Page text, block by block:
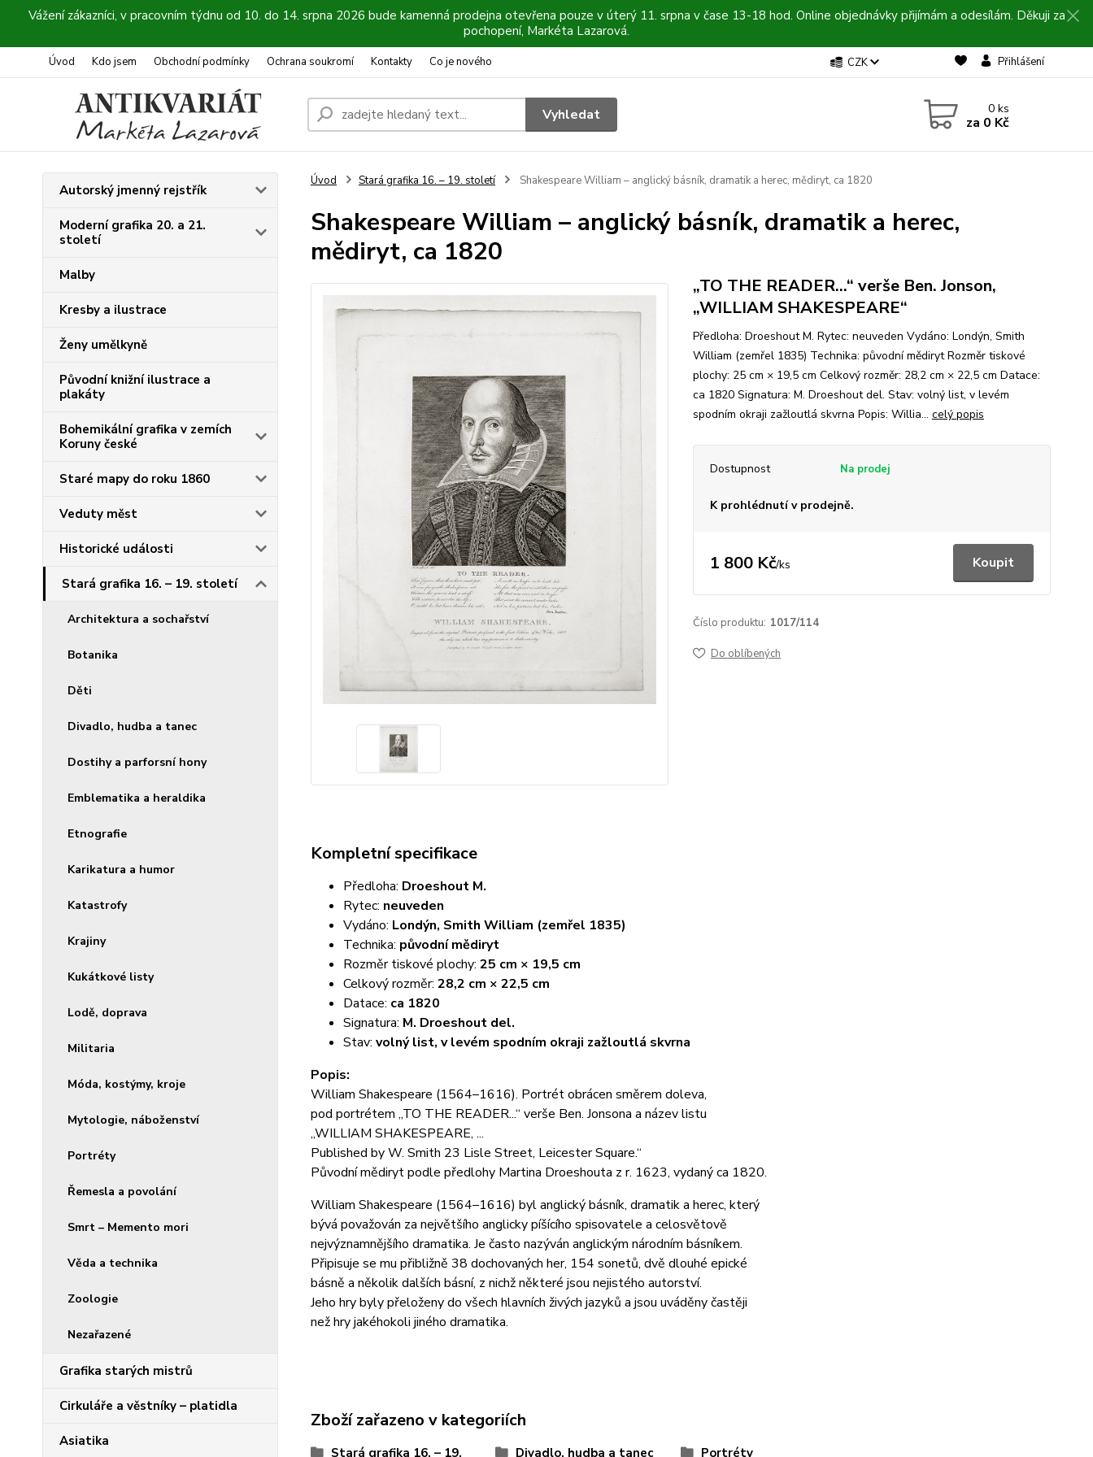
Vážení zákazníci, v pracovním týdnu od 10. do 14. srpna 2026 bude kamenná prodejna otevřena pouze v úterý 11. srpna v čase 13-18 hod. Online objednávky přijímám a odesílám. Děkuji za
pochopení, Markéta Lazarová.
Úvod Kdo jsem Obchodní podmínky Ochrana soukromí Kontakty Co je nového CZK Přihlášení
Vyhledat 0ks
za 0 Kč
Autorský jmenný rejstřík
Moderní grafika 20. a 21.
století
Malby
Kresby a ilustrace
Ženy umělkyně
Původní knižní ilustrace a
plakáty
Bohemikální grafika v zemích
Koruny české
Staré mapy do roku 1860
Veduty měst
Historické události
Stará grafika 16. – 19. století
Architektura a sochařství
Botanika
Děti
Divadlo, hudba a tanec
Dostihy a parforsní hony
Emblematika a heraldika
Etnografie
Karikatura a humor
Katastrofy
Krajiny
Kukátkové listy
Lodě, doprava
Militaria
Móda, kostýmy, kroje
Mytologie, náboženství
Portréty
Řemesla a povolání
Smrt – Memento mori
Věda a technika
Zoologie
Nezařazené
Grafika starých mistrů
Cirkuláře a věstníky – platidla
Asiatika
Úvod Stará grafika 16. – 19. století Shakespeare William – anglický básník, dramatik a herec, mědiryt, ca 1820
Shakespeare William – anglický básník, dramatik a herec,
mědiryt, ca 1820
„TO THE READER...“ verše Ben. Jonson,
„WILLIAM SHAKESPEARE“
Předloha: Droeshout M. Rytec: neuveden Vydáno: Londýn, Smith
William (zemřel 1835) Technika: původní mědiryt Rozměr tiskové
plochy: 25 cm × 19,5 cm Celkový rozměr: 28,2 cm × 22,5 cm Datace:
ca 1820 Signatura: M. Droeshout del. Stav: volný list, v levém
spodním okraji zažloutlá skvrna Popis: Willia... celý popis
Dostupnost
K prohlédnutí v prodejně.
1 800 Kč/ks Koupit
Číslo produktu: 1017/114
Do oblíbených
Kompletní specifikace
Předloha: Droeshout M.
Rytec: neuveden
Vydáno: Londýn, Smith William (zemřel 1835)
Technika: původní mědiryt
Rozměr tiskové plochy: 25 cm × 19,5 cm
Celkový rozměr: 28,2 cm × 22,5 cm
Datace: ca 1820
Signatura: M. Droeshout del.
Stav: volný list, v levém spodním okraji zažloutlá skvrna
Popis:
William Shakespeare (1564–1616). Portrét obrácen směrem doleva,
pod portrétem „TO THE READER...“ verše Ben. Jonsona a název listu
„WILLIAM SHAKESPEARE, ...
Published by W. Smith 23 Lisle Street, Leicester Square.“
Původní mědiryt podle předlohy Martina Droeshouta z r. 1623, vydaný ca 1820.
William Shakespeare (1564–1616) byl anglický básník, dramatik a herec, který
bývá považován za největšího anglicky píšícího spisovatele a celosvětově
nejvýznamnějšího dramatika. Je často nazýván anglickým národním básníkem.
Připisuje se mu přibližně 38 dochovaných her, 154 sonetů, dvě dlouhé epické
básně a několik dalších básní, z nichž některé jsou nejistého autorství.
Jeho hry byly přeloženy do všech hlavních živých jazyků a jsou uváděny častěji
než hry jakéhokoli jiného dramatika.
Zboží zařazeno v kategoriích
Stará grafika 16. – 19. Divadlo, hudba a tanec Portréty